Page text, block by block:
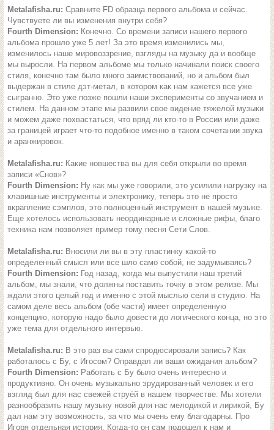
Metalafisha.ru: Сравните FD образца первого альбома и сейчас.
Чувствуете ли вы изменения внутри себя?
Fourth Dimension: Конечно. Со времени записи нашего первого
альбома прошло уже 5 лет! За это время изменились мы,
изменилось наше мировоззрение, взгляды на музыку да и вообще
мы выросли. На первом альбоме мы только начинали поиск своего
стиля, конечно там было много заимствований, но и альбом был
выдержан в стиле дэт-метал, в котором как нам кажется все уже
сыгранно. Это уже позже пошли наши эксперименты со звучанием и
стилем. На данном этапе мы развили свое видение тяжелой музыки
и можем даже похвастаться, что вряд ли кто-то в России или даже
за границей играет что-то подобное именно в таком сочетании звука
и аранжировок.
Metalafisha.ru: Какие новшества вы для себя открыли во время
записи «Снов»?
Fourth Dimension: Ну как мы уже говорили, это усилили нагрузку на
клавишные инструменты и электронику, теперь это не просто
вкрапление сэмплов, это полноценный инструмент в нашей музыке.
Еще хотелось использовать неординарные и сложные рифы, благо
техника нам позволяет пример тому песня Сети Слов.
Metalafisha.ru: Вносили ли вы в эту пластинку какой-то
определенный смысл или все шло само собой, не задумываясь?
Fourth Dimension: Год назад, когда мы выпустили наш третий
альбом, мы знали, что должны поставить точку в этом релизе. Мы
ждали этого целый год и именно с этой мыслью сели в студию. На
самом деле весь альбом (обе части) имеет определенную
концепцию, которую надо было довести до логического конца, но это
уже тема для отдельного интервью.
Metalafisha.ru: В это раз вы сами спродюсировали запись? Как
работалось с Бу, с Игосом? Оправдал ли ваши ожидания альбом?
Fourth Dimension: Работать с Бу было очень интересно и
продуктивно. Он очень музыкально эрудированный человек и его
взгляд был для нас свежей струёй в нашем творчестве. Мы хотели
разнообразить нашу музыку новой для нас мелодикой и лирикой, Бу
дал нам эту возможность, за что мы очень ему благодарны. Про
Игоря отдельная история. Когда-то он сам подошел к нам и